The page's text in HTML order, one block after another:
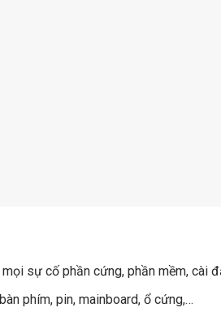
sự cố phần cứng, phần mềm, cài
phím, pin, mainboard, ổ cứng,…